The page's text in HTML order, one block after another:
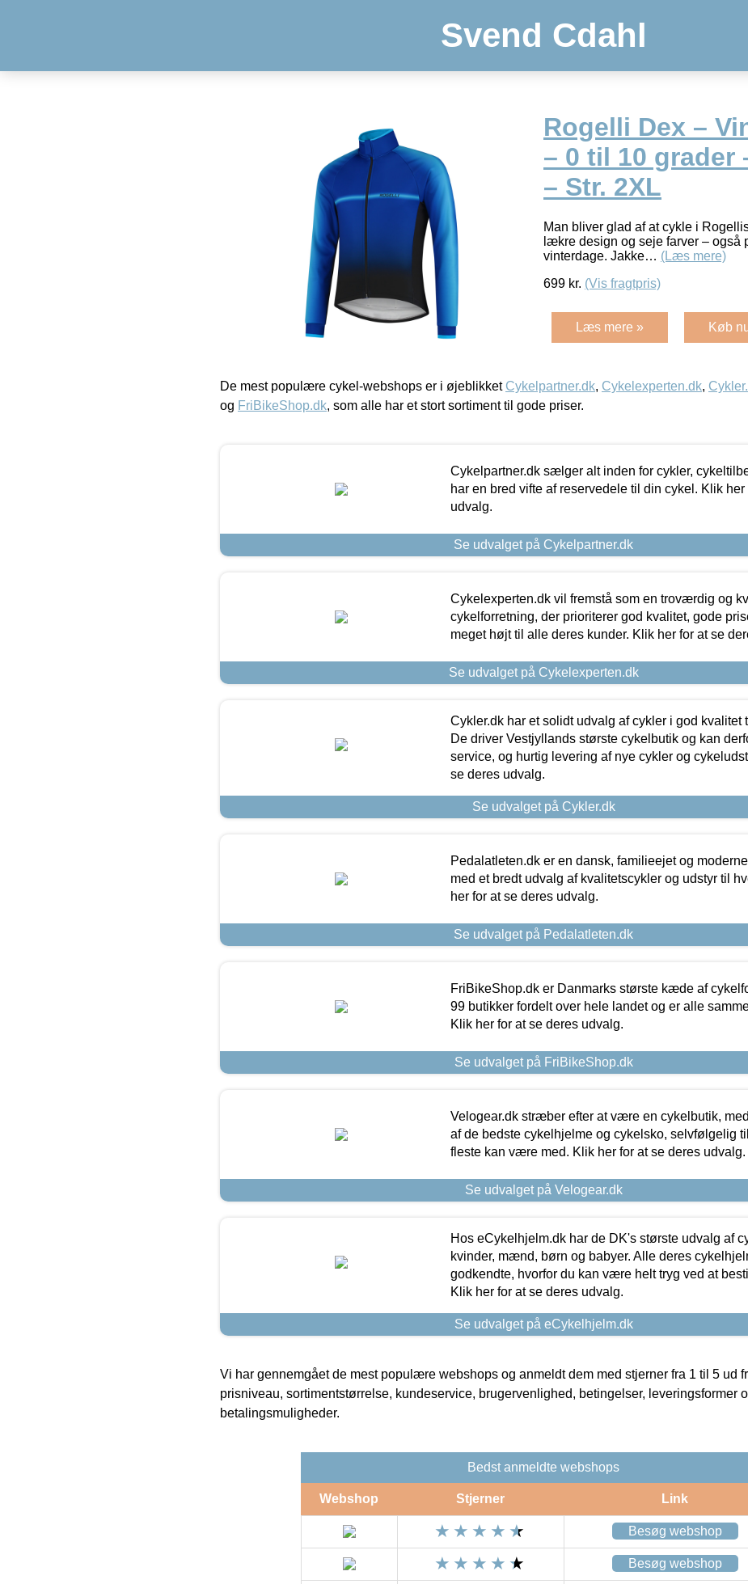
Svend Cdahl
Rogelli Dex –
– 0 til 10 grader
– Str. 2XL
Man bliver glad af at cykle i
lækre design og seje farver – også
vinterdage. Jakke… (Læs mere)
699 kr. (Vis fragtpris)
Læs mere » Køb
De mest populære cykel-webshops er i øjeblikket Cykelpartner.dk, Cykelexperten.dk,
og FriBikeShop.dk, som alle har et stort sortiment til gode priser.
Cykelpartner.dk sælger alt inden for cykler,
har en bred vifte af reservedele til din cykel. Klik her
udvalg.
Se udvalget på Cykelpartner.dk
Cykelexperten.dk vil fremstå som en troværdig og
cykelforretning, der prioriterer god kvalitet, gode
meget højt til alle deres kunder. Klik her for at se
Se udvalget på Cykelexperten.dk
Cykler.dk har et solidt udvalg af cykler i god kvalitet
De driver Vestjyllands største cykelbutik og kan
service, og hurtig levering af nye cykler og
se deres udvalg.
Se udvalget på Cykler.dk
Pedalatleten.dk er en dansk, familieejet og
med et bredt udvalg af kvalitetscykler og udstyr til
her for at se deres udvalg.
Se udvalget på Pedalatleten.dk
FriBikeShop.dk er Danmarks største kæde af
99 butikker fordelt over hele landet og er alle
Klik her for at se deres udvalg.
Se udvalget på FriBikeShop.dk
Velogear.dk stræber efter at være en cykelbutik,
af de bedste cykelhjelme og cykelsko, selvfølgelig
fleste kan være med. Klik her for at se deres udvalg.
Se udvalget på Velogear.dk
Hos eCykelhjelm.dk har de DK's største udvalg af
kvinder, mænd, børn og babyer. Alle deres
godkendte, hvorfor du kan være helt tryg ved at
Klik her for at se deres udvalg.
Se udvalget på eCykelhjelm.dk
Vi har gennemgået de mest populære webshops og anmeldt dem med stjerner fra 1 til 5 ud
prisniveau, sortimentstørrelse, kundeservice, brugervenlighed, betingelser, leveringsformer
betalingsmuligheder.
Bedst anmeldte webshops
Webshop Stjerner Link
Besøg webshop
Besøg webshop